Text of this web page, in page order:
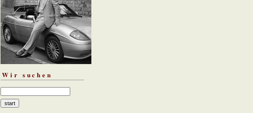
Wir suchen